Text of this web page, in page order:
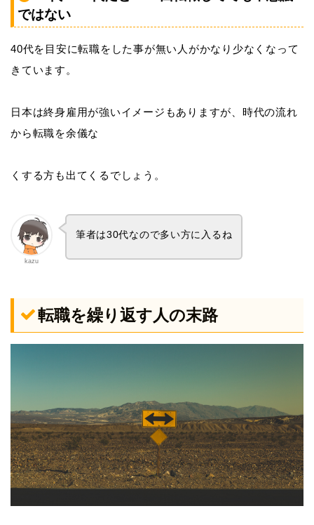
ではない
40代を目安に転職をした事が無い人がかなり少なくなって
きています。
日本は終身雇用が強いイメージもありますが、時代の流れ
から転職を余儀な
くする方も出てくるでしょう。
kazu
筆者は30代なので多い方に入るね
転職を繰り返す人の末路